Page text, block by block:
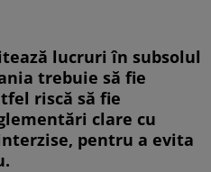
lucruri în subsolul
trebuie să fie
riscă să fie
clare cu
pentru a evita